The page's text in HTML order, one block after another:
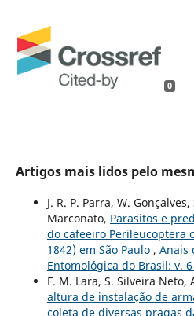
0
Artigos mais lidos pelo
J. R. P. Parra, W.
Marconato, Parasitos e
do cafeeiro Perileucoptera
1842) em São Paulo , Anais
Entomológica do Brasil: v.
F. M. Lara, S. Silveira Neto,
altura de instalação de
coleta de diversas pragas